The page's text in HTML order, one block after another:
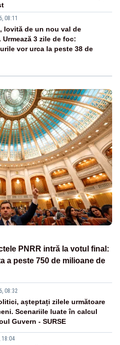
08:11
lovită de un nou val de
3 zile de foc:
vor urca la peste 38 de
PNRR intră la votul final:
a peste 750 de milioane de
08:32
așteptați zilele următoare
Scenariile luate în calcul
Guvern - SURSE
18:04